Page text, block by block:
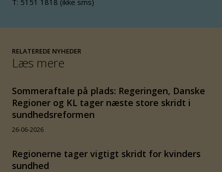
T: 5151 1818 (ikke sms)
RELATEREDE NYHEDER
Læs mere
Sommeraftale på plads: Regeringen, Danske
Regioner og KL tager næste store skridt i
sundhedsreformen
26-06-2026
Regionerne tager vigtigt skridt for kvinders
sundhed